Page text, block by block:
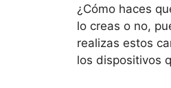
¿Cómo haces
lo creas o no,
realizas estos
los dispositivos